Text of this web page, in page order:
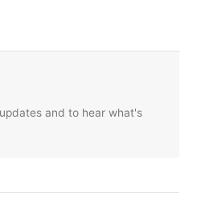
and to hear what's